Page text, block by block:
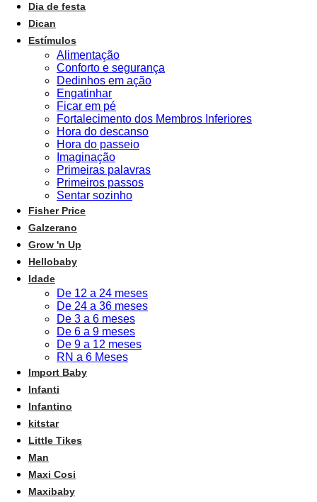
Dia de festa
Dican
Estímulos
Alimentação
Conforto e segurança
Dedinhos em ação
Engatinhar
Ficar em pé
Fortalecimento dos Membros Inferiores
Hora do descanso
Hora do passeio
Imaginação
Primeiras palavras
Primeiros passos
Sentar sozinho
Fisher Price
Galzerano
Grow 'n Up
Hellobaby
Idade
De 12 a 24 meses
De 24 a 36 meses
De 3 a 6 meses
De 6 a 9 meses
De 9 a 12 meses
RN a 6 Meses
Import Baby
Infanti
Infantino
kitstar
Little Tikes
Man
Maxi Cosi
Maxibaby